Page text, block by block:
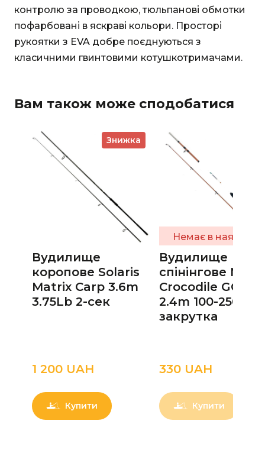
контролю за проводкою, тюльпанові обмотки
пофарбовані в яскраві кольори. Просторі
рукоятки з EVA добре поєднуються з
класичними гвинтовими котушкотримачами.
Вам також може сподобатися
Знижка
Вудилище
коропове Solaris
Matrix Carp 3.6m
3.75Lb 2-сек
1 200 UAН
Купити
Немає в наявності
Вудилище
спінінгове NEW
Crocodile GOLD
2.4m 100-250g
закрутка
330 UAН
Купити